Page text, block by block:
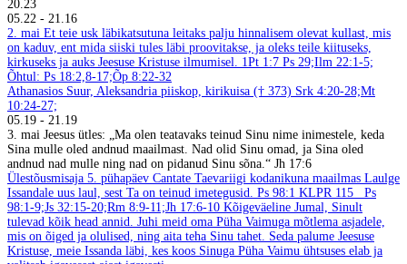
20.23
05.22 - 21.16
2. mai Et teie usk läbikatsutuna leitaks palju hinnalisem olevat kullast, mis
on kaduv, ent mida siiski tules läbi proovitakse, ja oleks teile kiituseks,
kirkuseks ja auks Jeesuse Kristuse ilmumisel. 1Pt 1:7 Ps 29;Ilm 22:1-5;
Õhtul: Ps 18:2,8-17;Õp 8:22-32
Athanasios Suur, Aleksandria piiskop, kirikuisa († 373) Srk 4:20-28;Mt
10:24-27;
05.19 - 21.19
3. mai Jeesus ütles: „Ma olen teatavaks teinud Sinu nime inimestele, keda
Sina mulle oled andnud maailmast. Nad olid Sinu omad, ja Sina oled
andnud nad mulle ning nad on pidanud Sinu sõna.“ Jh 17:6
Ülestõusmisaja 5. pühapäev Cantate Taevariigi kodanikuna maailmas Laulge
Issandale uus laul, sest Ta on teinud imetegusid. Ps 98:1 KLPR 115
Ps
98:1-9;Js 32:15-20;Rm 8:9-11;Jh 17:6-10 Kõigeväeline Jumal, Sinult
tulevad kõik head annid. Juhi meid oma Püha Vaimuga mõtlema asjadele,
mis on õiged ja olulised, ning aita teha Sinu tahet. Seda palume Jeesuse
Kristuse, meie Issanda läbi, kes koos Sinuga Püha Vaimu ühtsuses elab ja